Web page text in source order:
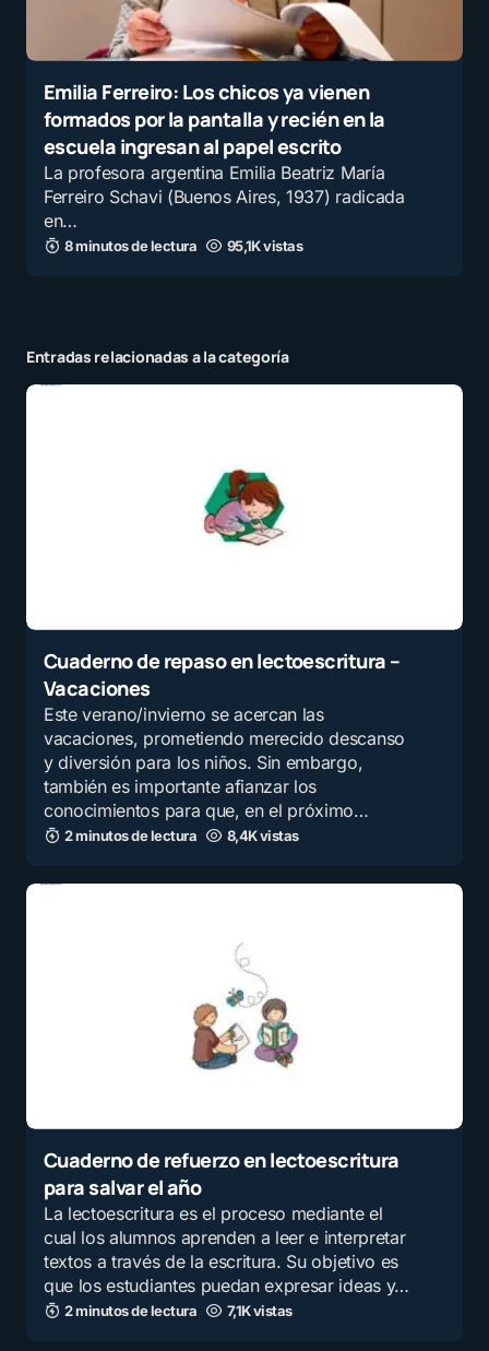
Emilia Ferreiro: Los chicos ya vienen
formados por la pantalla y recién en la
escuela ingresan al papel escrito
La profesora argentina Emilia Beatriz María
Ferreiro Schavi (Buenos Aires, 1937) radicada
en…
8 minutos de lectura 95,1K vistas
Entradas relacionadas a la categoría
Cuaderno de repaso en lectoescritura –
Vacaciones
Este verano/invierno se acercan las
vacaciones, prometiendo merecido descanso
y diversión para los niños. Sin embargo,
también es importante afianzar los
conocimientos para que, en el próximo…
2 minutos de lectura 8,4K vistas
Cuaderno de refuerzo en lectoescritura
para salvar el año
La lectoescritura es el proceso mediante el
cual los alumnos aprenden a leer e interpretar
textos a través de la escritura. Su objetivo es
que los estudiantes puedan expresar ideas y…
2 minutos de lectura 7,1K vistas